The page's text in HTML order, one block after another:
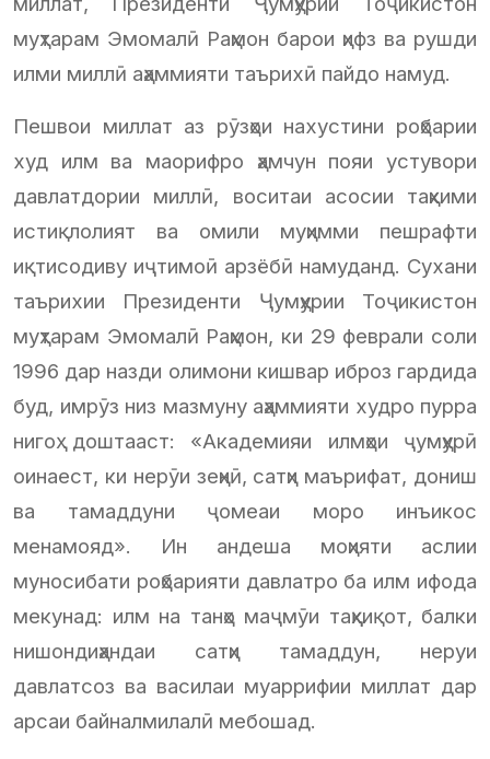
муҳтарам Эмомалӣ Раҳмон барои ҳифз ва рушди
илми миллӣ аҳаммияти таърихӣ пайдо намуд.
Пешвои миллат аз рӯзҳои нахустини роҳбарии
худ илм ва маорифро ҳамчун пояи устувори
давлатдории миллӣ, воситаи асосии таҳкими
истиқлолият ва омили муҳимми пешрафти
иқтисодиву иҷтимоӣ арзёбӣ намуданд. Сухани
таърихии Президенти Ҷумҳурии Тоҷикистон
муҳтарам Эмомалӣ Раҳмон, ки 29 феврали соли
1996 дар назди олимони кишвар иброз гардида
буд, имрӯз низ мазмуну аҳаммияти худро пурра
нигоҳ доштааст: «Академияи илмҳои ҷумҳурӣ
оинаест, ки нерӯи зеҳнӣ, сатҳи маърифат, дониш
ва тамаддуни ҷомеаи моро инъикос
менамояд». Ин андеша моҳияти аслии
муносибати роҳбарияти давлатро ба илм ифода
мекунад: илм на танҳо маҷмӯи таҳқиқот, балки
нишондиҳандаи сатҳи тамаддун, неруи
давлатсоз ва василаи муаррифии миллат дар
арсаи байналмилалӣ мебошад.